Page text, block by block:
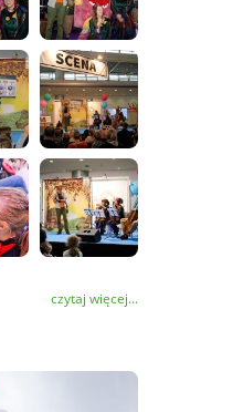
czytaj więcej...